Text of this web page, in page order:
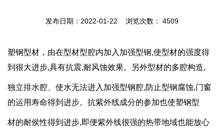
发布日期：2022-01-22 浏览次数： 4509
塑钢型材，由在型材型腔内加入加强型钢,使型材的强度得
到很大进步,具有抗震,耐风蚀效果。另外型材的多腔构造,
独立排水腔、使水无法进入加强型钢腔,防止型钢腐蚀,门窗
的运用寿命得到进步。抗紫外线成分的参加也使塑钢型
材的耐侯性得到进步,即便紫外线很强的热带地域也能放心